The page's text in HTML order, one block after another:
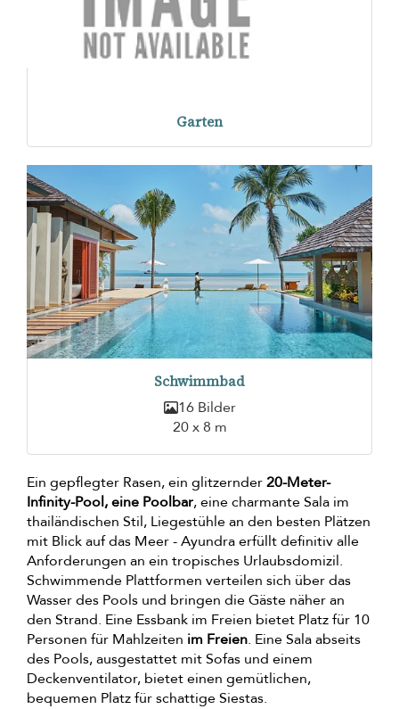
Garten
Schwimmbad
16 Bilder
20 x 8 m
Ein gepflegter Rasen, ein glitzernder20-Meter-
Infinity-Pool, eine Poolbar, eine charmante Sala im
thailändischen Stil, Liegestühle an den besten Plätzen
mit Blick auf das Meer - Ayundra erfüllt definitiv alle
Anforderungen an ein tropisches Urlaubsdomizil.
Schwimmende Plattformen verteilen sich über das
Wasser des Pools und bringen die Gäste näher an
den Strand. Eine Essbank im Freien bietet Platz für 10
Personen für Mahlzeiten im Freien. Eine Sala abseits
des Pools, ausgestattet mit Sofas und einem
Deckenventilator, bietet einen gemütlichen,
bequemen Platz für schattige Siestas.